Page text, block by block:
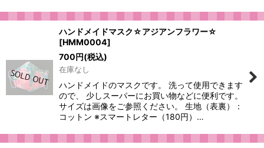
ハンドメイドマスク☆アジアンフラワー☆
[HMM0004]
700円(税込)
在庫なし
ハンドメイドのマスクです。 洗って使用できます
ので、 少しスーパーにお買い物などに便利です。
サイズは画像をご参照ください。 生地（表裏）：
コットン ※スマートレター（180円）…